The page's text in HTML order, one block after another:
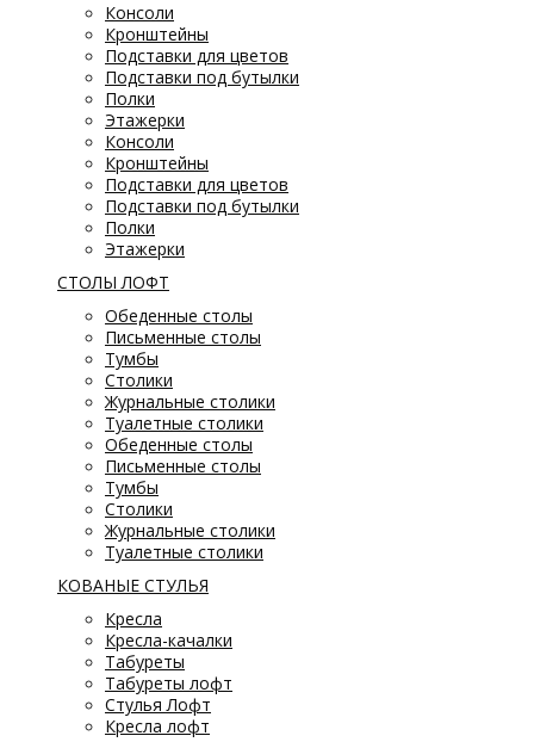
Консоли
Кронштейны
Подставки для цветов
Подставки под бутылки
Полки
Этажерки
Консоли
Кронштейны
Подставки для цветов
Подставки под бутылки
Полки
Этажерки
СТОЛЫ ЛОФТ
Обеденные столы
Письменные столы
Тумбы
Столики
Журнальные столики
Туалетные столики
Обеденные столы
Письменные столы
Тумбы
Столики
Журнальные столики
Туалетные столики
КОВАНЫЕ СТУЛЬЯ
Кресла
Кресла-качалки
Табуреты
Табуреты лофт
Стулья Лофт
Кресла лофт